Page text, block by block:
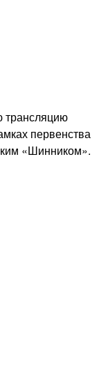
трансляцию
первенства
«Шинником».